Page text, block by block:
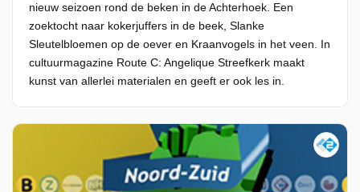
nieuw seizoen rond de beken in de Achterhoek. Een
zoektocht naar kokerjuffers in de beek, Slanke
Sleutelbloemen op de oever en Kraanvogels in het veen. In
cultuurmagazine Route C: Angelique Streefkerk maakt
kunst van allerlei materialen en geeft er ook les in.